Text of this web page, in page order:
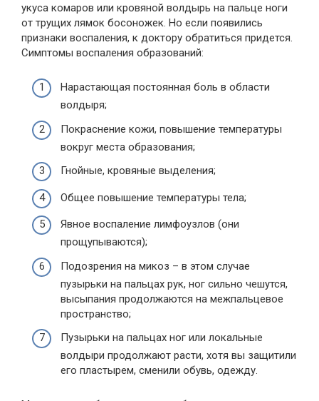
укуса комаров или кровяной волдырь на пальце ноги
от трущих лямок босоножек. Но если появились
признаки воспаления, к доктору обратиться придется.
Симптомы воспаления образований:
Нарастающая постоянная боль в области
волдыря;
Покраснение кожи, повышение температуры
вокруг места образования;
Гнойные, кровяные выделения;
Общее повышение температуры тела;
Явное воспаление лимфоузлов (они
прощупываются);
Подозрения на микоз – в этом случае
пузырьки на пальцах рук, ног сильно чешутся,
высыпания продолжаются на межпальцевое
пространство;
Пузырьки на пальцах ног или локальные
волдыри продолжают расти, хотя вы защитили
его пластырем, сменили обувь, одежду.